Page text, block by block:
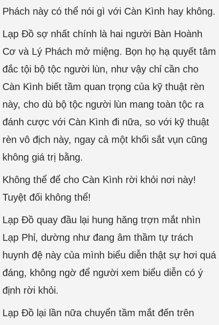
Phách này có thể nói gì với Càn Kình hay không.
Lạp Đồ sợ nhất chính là hai người Bàn Hoành
Cơ và Lý Phách mở miệng. Bọn họ hạ quyết tâm
đắc tội bộ tộc người lùn, như vậy chỉ cần cho
Càn Kình biết tầm quan trọng của kỹ thuật rèn
này, cho dù bộ tộc người lùn mang toàn tộc ra
đánh cược với Càn Kình đi nữa, so với kỹ thuật
rèn vô địch này, ngay cả một khối sắt vụn cũng
không giá trị bằng.
Không thể để cho Càn Kình rời khỏi nơi này!
Tuyệt đối không thể!
Lạp Đồ quay đầu lại hung hăng trợn mắt nhìn
Lạp Phỉ, dường như đang âm thầm tự trách
huynh đệ này của mình biểu diễn thật sự hơi quá
đáng, không ngờ để người xem biểu diễn có ý
định rời khỏi.
Lạp Đồ lại lần nữa chuyển tầm mắt đến trên